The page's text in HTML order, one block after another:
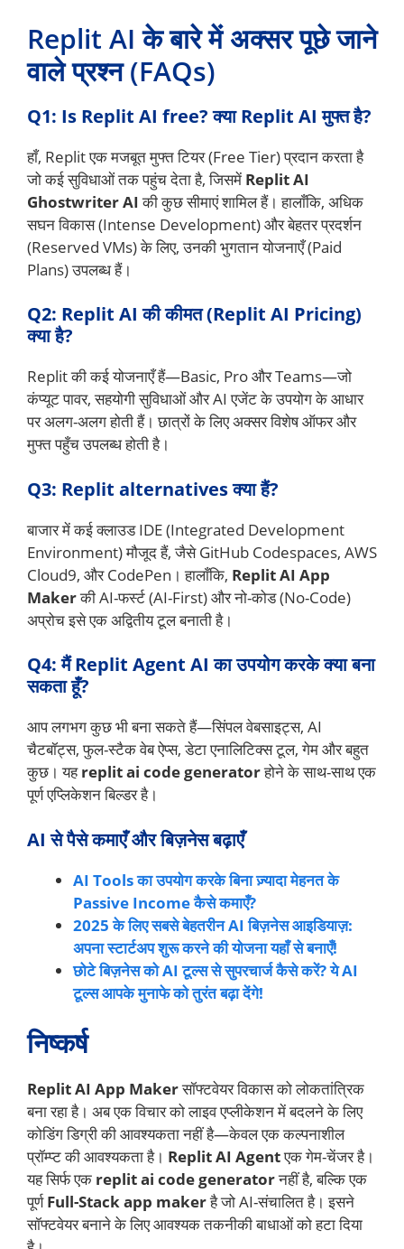
Replit AI के बारे में अक्सर पूछे जाने
वाले प्रश्न (FAQs)
Q1: Is Replit AI free? क्या Replit AI मुफ्त है?
हाँ, Replit एक मजबूत मुफ्त टियर (Free Tier) प्रदान करता है
जो कई सुविधाओं तक पहुंच देता है, जिसमें Replit AI
Ghostwriter AI की कुछ सीमाएं शामिल हैं। हालाँकि, अधिक
सघन विकास (Intense Development) और बेहतर प्रदर्शन
(Reserved VMs) के लिए, उनकी भुगतान योजनाएँ (Paid
Plans) उपलब्ध हैं।
Q2: Replit AI की कीमत (Replit AI Pricing)
क्या है?
Replit की कई योजनाएँ हैं—Basic, Pro और Teams—जो
कंप्यूट पावर, सहयोगी सुविधाओं और AI एजेंट के उपयोग के आधार
पर अलग-अलग होती हैं। छात्रों के लिए अक्सर विशेष ऑफर और
मुफ्त पहुँच उपलब्ध होती है।
Q3: Replit alternatives क्या हैं?
बाजार में कई क्लाउड IDE (Integrated Development
Environment) मौजूद हैं, जैसे GitHub Codespaces, AWS
Cloud9, और CodePen। हालाँकि, Replit AI App
Makerकी AI-फर्स्ट (AI-First) और नो-कोड (No-Code)
अप्रोच इसे एक अद्वितीय टूल बनाती है।
Q4: मैं Replit Agent AI का उपयोग करके क्या बना
सकता हूँ?
आप लगभग कुछ भी बना सकते हैं—सिंपल वेबसाइट्स, AI
चैटबॉट्स, फुल-स्टैक वेब ऐप्स, डेटा एनालिटिक्स टूल, गेम और बहुत
कुछ। यहreplit ai code generatorहोने के साथ-साथ एक
पूर्ण एप्लिकेशन बिल्डर है।
AI से पैसे कमाएँ और बिज़नेस बढ़ाएँ
AI Tools का उपयोग करके बिना ज़्यादा मेहनत के
Passive Income कैसे कमाएँ?
2025 के लिए सबसे बेहतरीन AI बिज़नेस आइडियाज़:
अपना स्टार्टअप शुरू करने की योजना यहाँ से बनाएँ!
छोटे बिज़नेस को AI टूल्स से सुपरचार्ज कैसे करें? ये AI
टूल्स आपके मुनाफे को तुरंत बढ़ा देंगे!
निष्कर्ष
Replit AI App Makerसॉफ्टवेयर विकास को लोकतांत्रिक
बना रहा है। अब एक विचार को लाइव एप्लीकेशन में बदलने के लिए
कोडिंग डिग्री की आवश्यकता नहीं है—केवल एक कल्पनाशील
प्रॉम्प्ट की आवश्यकता है। Replit AI Agentएक गेम-चेंजर है।
यह सिर्फ एक replit ai code generatorनहीं है, बल्कि एक
पूर्णFull-Stack app makerहै जो AI-संचालित है। इसने
सॉफ्टवेयर बनाने के लिए आवश्यक तकनीकी बाधाओं को हटा दिया